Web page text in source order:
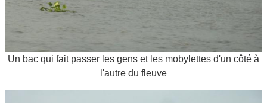
Un bac qui fait passer les gens et les mobylettes d'un côté à
l'autre du fleuve